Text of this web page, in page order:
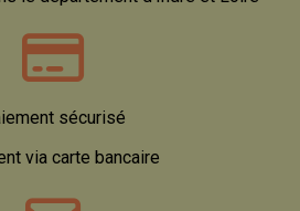
sécurisé
via carte bancaire